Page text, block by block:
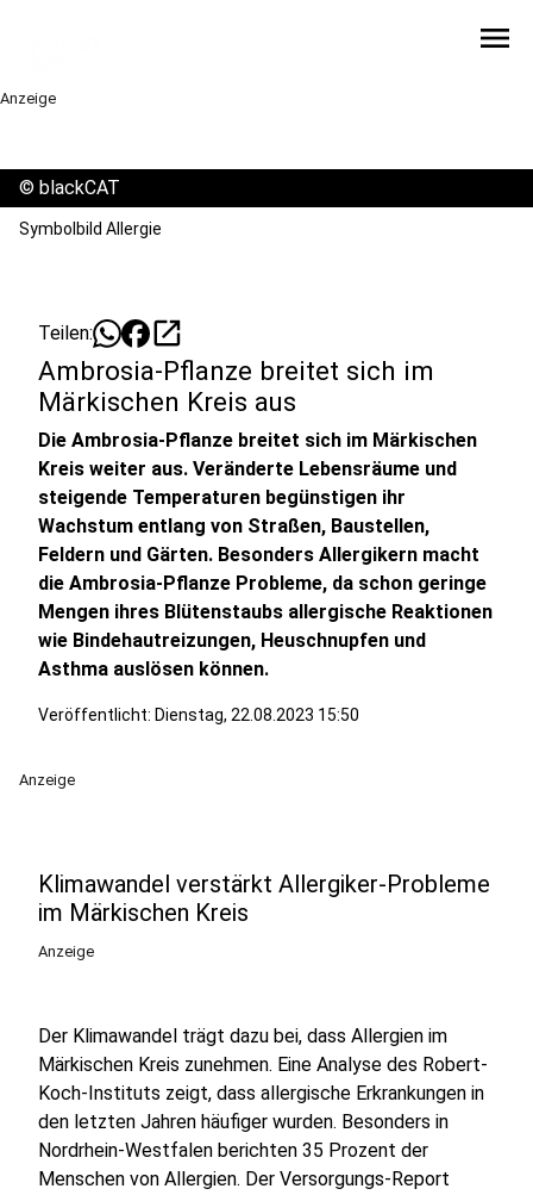
menu
Anzeige
© blackCAT
Symbolbild Allergie
Teilen: open_in_new
Ambrosia-Pflanze breitet sich im
Märkischen Kreis aus
Die Ambrosia-Pflanze breitet sich im Märkischen
Kreis weiter aus. Veränderte Lebensräume und
steigende Temperaturen begünstigen ihr
Wachstum entlang von Straßen, Baustellen,
Feldern und Gärten. Besonders Allergikern macht
die Ambrosia-Pflanze Probleme, da schon geringe
Mengen ihres Blütenstaubs allergische Reaktionen
wie Bindehautreizungen, Heuschnupfen und
Asthma auslösen können.
Veröffentlicht: Dienstag, 22.08.2023 15:50
Anzeige
Klimawandel verstärkt Allergiker-Probleme
im Märkischen Kreis
Anzeige
Der Klimawandel trägt dazu bei, dass Allergien im
Märkischen Kreis zunehmen. Eine Analyse des Robert-
Koch-Instituts zeigt, dass allergische Erkrankungen in
den letzten Jahren häufiger wurden. Besonders in
Nordrhein-Westfalen berichten 35 Prozent der
Menschen von Allergien. Der Versorgungs-Report